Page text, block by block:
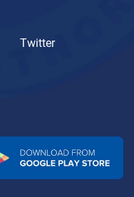
Twitter